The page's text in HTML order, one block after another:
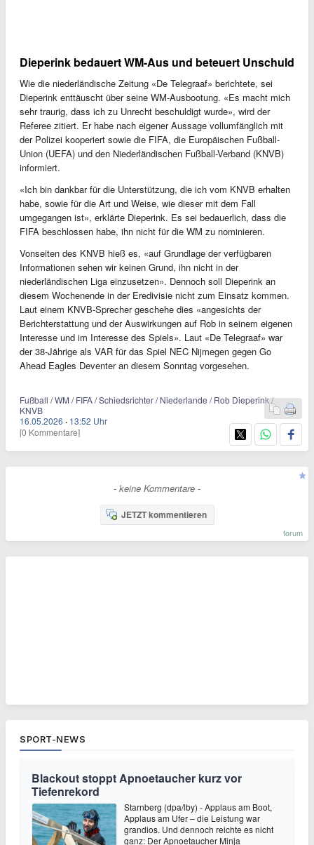
Dieperink bedauert WM-Aus und beteuert Unschuld
Wie die niederländische Zeitung «De Telegraaf» berichtete, sei
Dieperink enttäuscht über seine WM-Ausbootung. «Es macht mich
sehr traurig, dass ich zu Unrecht beschuldigt wurde», wird der
Referee zitiert. Er habe nach eigener Aussage vollumfänglich mit
der Polizei kooperiert sowie die FIFA, die Europäischen Fußball-
Union (UEFA) und den Niederländischen Fußball-Verband (KNVB)
informiert.
«Ich bin dankbar für die Unterstützung, die ich vom KNVB erhalten
habe, sowie für die Art und Weise, wie dieser mit dem Fall
umgegangen ist», erklärte Dieperink. Es sei bedauerlich, dass die
FIFA beschlossen habe, ihn nicht für die WM zu nominieren.
Vonseiten des KNVB hieß es, «auf Grundlage der verfügbaren
Informationen sehen wir keinen Grund, ihn nicht in der
niederländischen Liga einzusetzen». Dennoch soll Dieperink an
diesem Wochenende in der Eredivisie nicht zum Einsatz kommen.
Laut einem KNVB-Sprecher geschehe dies «angesichts der
Berichterstattung und der Auswirkungen auf Rob in seinem eigenen
Interesse und im Interesse des Spiels». Laut «De Telegraaf» war
der 38-Jährige als VAR für das Spiel NEC Nijmegen gegen Go
Ahead Eagles Deventer an diesem Sonntag vorgesehen.
Fußball / WM / FIFA / Schiedsrichter / Niederlande / Rob Dieperink /
KNVB
16.05.2026 · 13:52 Uhr
[0 Kommentare]
- keine Kommentare -
JETZT kommentieren
forum
SPORT-NEWS
Blackout stoppt Apnoetaucher kurz vor
Tiefenrekord
Starnberg (dpa/lby) - Applaus am Boot,
Applaus am Ufer – die Leistung war
grandios. Und dennoch reichte es nicht
ganz: Der Apnoetaucher Minja